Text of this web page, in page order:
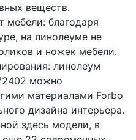
веществ.
мебели: благодаря
на линолеуме не
и ножек мебели.
линолеум
можно
материалами Forbo
дизайна интерьера.
здесь модели, в